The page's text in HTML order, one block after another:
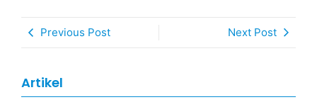
Previous Post Next Post
Artikel